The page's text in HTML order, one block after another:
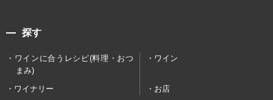
探す
ワインに合うレシピ(料理・おつ
まみ)
ワイン
ワイナリー お店